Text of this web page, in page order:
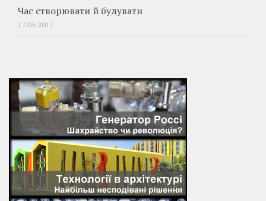
Час створювати й будувати
17.05.2011